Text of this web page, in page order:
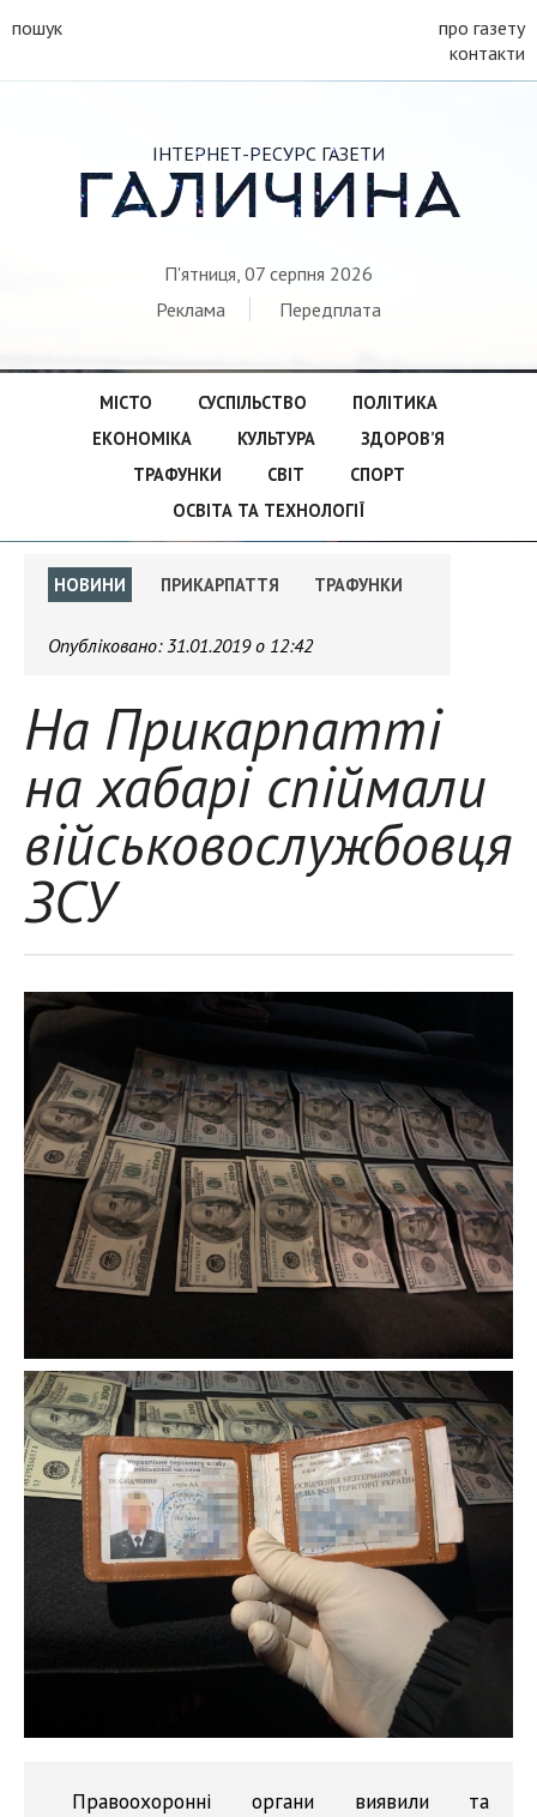
пошук
про газету
контакти
ІНТЕРНЕТ-РЕСУРС ГАЗЕТИ
ГАЛИЧИНА
П'ятниця, 07 серпня 2026
Реклама
Передплата
МІСТО СУСПІЛЬСТВО
ПОЛІТИКА
ЕКОНОМІКА
КУЛЬТУРА
ЗДОРОВ’Я
ТРАФУНКИ
СВІТ
СПОРТ
ОСВІТА ТА ТЕХНОЛОГІЇ
НОВИНИ ПРИКАРПАТТЯ ТРАФУНКИ
Опубліковано:31.01.2019 о 12:42
На Прикарпатті
на хабарі спіймали
військовослужбовця
ЗСУ
Правоохоронні органи виявили та